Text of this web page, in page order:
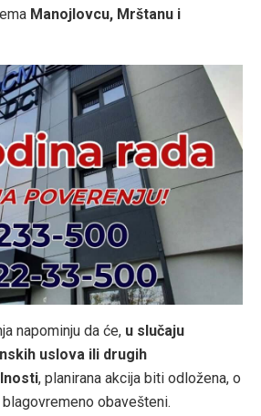
Manojlovcu, Mrštanu i
napominju da će, u slučaju
uslova ili drugih
, planirana akcija biti odložena, o
obavešteni.